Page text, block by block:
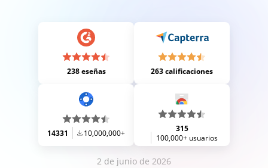
238 eseñas 263 calificaciones
14331 10,000,000+
315
100,000+ usuarios
2 de junio de 2026